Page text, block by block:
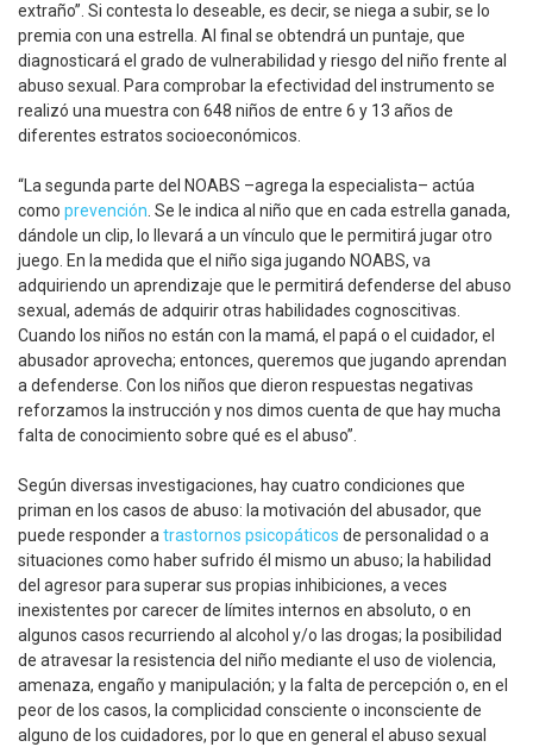
extraño”. Si contesta lo deseable, es decir, se niega a subir, se lo
premia con una estrella. Al final se obtendrá un puntaje, que
diagnosticará el grado de vulnerabilidad y riesgo del niño frente al
abuso sexual. Para comprobar la efectividad del instrumento se
realizó una muestra con 648 niños de entre 6 y 13 años de
diferentes estratos socioeconómicos.
“La segunda parte del NOABS –agrega la especialista– actúa
como prevención . Se le indica al niño que en cada estrella ganada,
dándole un clip, lo llevará a un vínculo que le permitirá jugar otro
juego. En la medida que el niño siga jugando NOABS, va
adquiriendo un aprendizaje que le permitirá defenderse del abuso
sexual, además de adquirir otras habilidades cognoscitivas.
Cuando los niños no están con la mamá, el papá o el cuidador, el
abusador aprovecha; entonces, queremos que jugando aprendan
a defenderse. Con los niños que dieron respuestas negativas
reforzamos la instrucción y nos dimos cuenta de que hay mucha
falta de conocimiento sobre qué es el abuso”.
Según diversas investigaciones, hay cuatro condiciones que
priman en los casos de abuso: la motivación del abusador, que
puede responder a trastornos psicopáticos de personalidad o a
situaciones como haber sufrido él mismo un abuso; la habilidad
del agresor para superar sus propias inhibiciones, a veces
inexistentes por carecer de límites internos en absoluto, o en
algunos casos recurriendo al alcohol y/o las drogas; la posibilidad
de atravesar la resistencia del niño mediante el uso de violencia,
amenaza, engaño y manipulación; y la falta de percepción o, en el
peor de los casos, la complicidad consciente o inconsciente de
alguno de los cuidadores, por lo que en general el abuso sexual